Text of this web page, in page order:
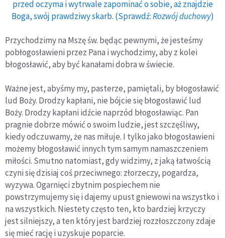
przed oczyma i wytrwale zapominać o sobie, aż znajdzie
Boga, swój prawdziwy skarb. (Sprawdź:Rozwój duchowy)
Przychodzimy na Mszę św. będąc pewnymi, że jesteśmy
pobłogosławieni przez Pana i wychodzimy, aby z kolei
błogosławić, aby być kanałami dobra w świecie.
Ważne jest, abyśmy my, pasterze, pamiętali, by błogosławić
lud Boży. Drodzy kapłani, nie bójcie się błogosławić lud
Boży. Drodzy kapłani idźcie naprzód błogosławiąc. Pan
pragnie dobrze mówić o swoim ludzie, jest szczęśliwy,
kiedy odczuwamy, że nas miłuje. I tylko jako błogosławieni
możemy błogosławić innych tym samym namaszczeniem
miłości. Smutno natomiast, gdy widzimy, z jaką łatwością
czyni się dzisiaj coś przeciwnego: złorzeczy, pogardza,
wyzywa. Ogarnięci zbytnim pospiechem nie
powstrzymujemy się i dajemy upust gniewowi na wszystko i
na wszystkich. Niestety często ten, kto bardziej krzyczy
jest silniejszy, a ten który jest bardziej rozzłoszczony zdaje
się mieć rację i uzyskuje poparcie.